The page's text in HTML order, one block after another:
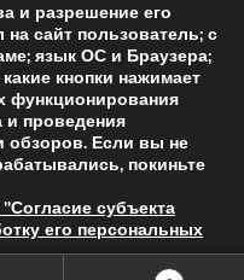
и аксессуары
почте
и разрешение его
на сайт пользователь; с
язык ОС и Браузера;
кнопки нажимает
функционирования
и проведения
обзоров. Если вы не
покиньте
субъекта
его персональных